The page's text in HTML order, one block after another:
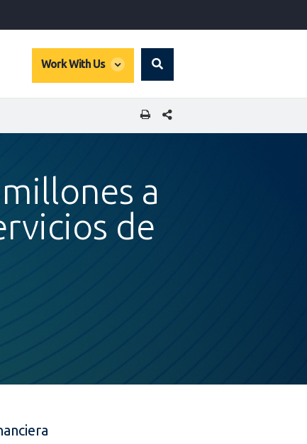
Work With Us
global
Search
COMPARTIR ESTA PÁGINA
a
de